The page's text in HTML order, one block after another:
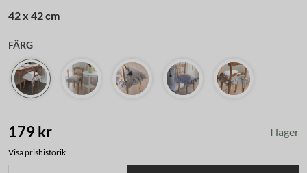
42 x 42 cm
FÄRG
179 kr I lager
Visa prishistorik